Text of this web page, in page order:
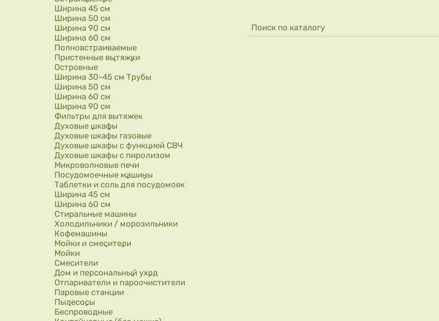
Ширина 45 см
Ширина 50 см
Ширина 90 см
Ширина 60 см
Полновстраиваемые
Пристенные вытяжки
Островные
Ширина 30-45 см Трубы
Ширина 50 см
Ширина 60 см
Ширина 90 см
Фильтры для вытяжек
Духовые шкафы
Духовые шкафы газовые
Духовые шкафы с функцией СВЧ
Духовые шкафы с пиролизом
Микроволновые печи
Посудомоечные машины
Таблетки и соль для посудомоек
Ширина 45 см
Ширина 60 см
Стиральные машины
Холодильники / морозильники
Кофемашины
Мойки и смесители
Мойки
Смесители
Дом и персональный уход
Отпариватели и пароочистители
Паровые станции
Пылесосы
Беспроводные
Форма поиска
Поиск